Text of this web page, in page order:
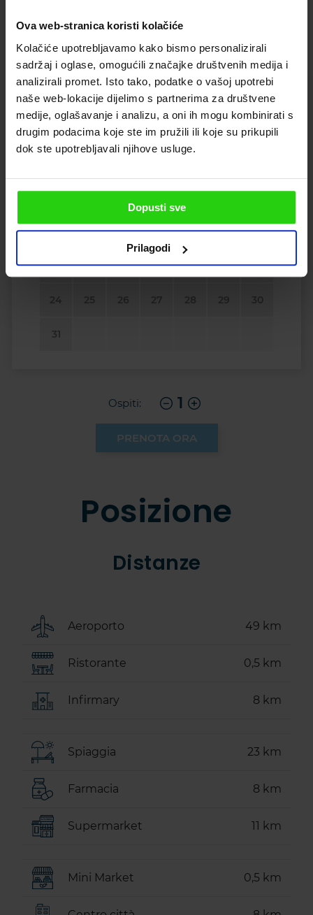
Ova web-stranica koristi kolačiće
Kolačiće upotrebljavamo kako bismo personalizirali
sadržaj i oglase, omogućili značajke društvenih medija i
analizirali promet. Isto tako, podatke o vašoj upotrebi
naše web-lokacije dijelimo s partnerima za društvene
medije, oglašavanje i analizu, a oni ih mogu kombinirati s
drugim podacima koje ste im pružili ili koje su prikupili
dok ste upotrebljavali njihove usluge.
Dopusti sve
Prilagodi
Disponibilità
Agosto 2026
L M M G V S D
10 11 12 13 14 15 16
17 18 19 20 21 22 23
24 26 27
31
Ospiti: 1
PRENOTA ORA
Posizione
Distanze
Aeroporto 49 km
Ristorante 0,5 km
Infirmary 8 km
Spiaggia 23 km
Farmacia 8 km
Supermarket 11 km
Mini Market 0,5 km